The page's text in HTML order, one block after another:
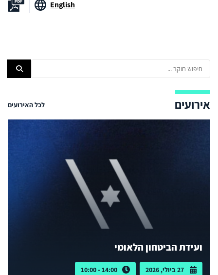
English
אירועים לכל האירועים
ועידת הביטחון הלאומי
27 ביולי, 2026 14:00 - 10:00